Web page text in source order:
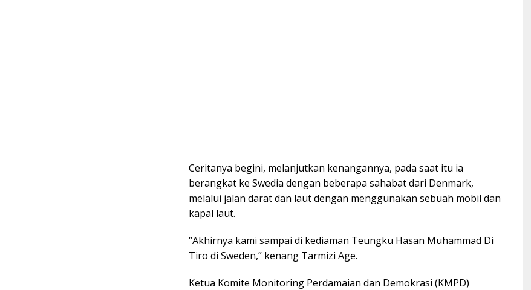
Ceritanya begini, melanjutkan kenangannya, pada saat itu ia
berangkat ke Swedia dengan beberapa sahabat dari Denmark,
melalui jalan darat dan laut dengan menggunakan sebuah mobil dan
kapal laut.
“Akhirnya kami sampai di kediaman Teungku Hasan Muhammad Di
Tiro di Sweden,” kenang Tarmizi Age.
Ketua Komite Monitoring Perdamaian dan Demokrasi (KMPD)